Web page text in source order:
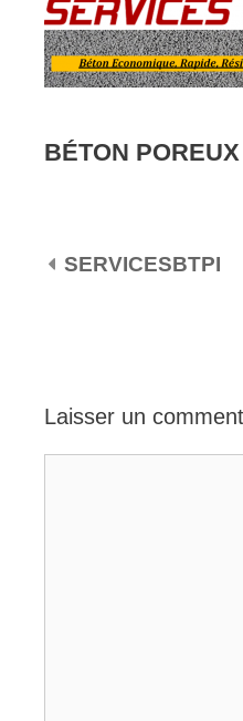
BÉTON
NAVIGATION DES
SERVICESBTPI
Laisser un